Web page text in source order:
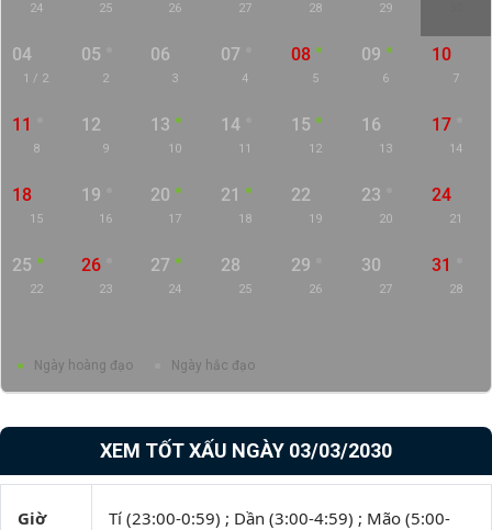
24 25 26 27 28 29
04
1 / 2
05
2
06
3
07
4
08
5
09
6
10
7
11
8
12
9
13
10
14
11
15
12
16
13
17
14
18
15
19
16
20
17
21
18
22
19
23
20
24
21
25
22
26
23
27
24
28
25
29
26
30
27
31
28
Ngày hoàng đạo Ngày hắc đạo
XEM TỐT XẤU NGÀY 03/03/2030
Giờ
Tí (23:00-0:59) ; Dần (3:00-4:59) ; Mão (5:00-